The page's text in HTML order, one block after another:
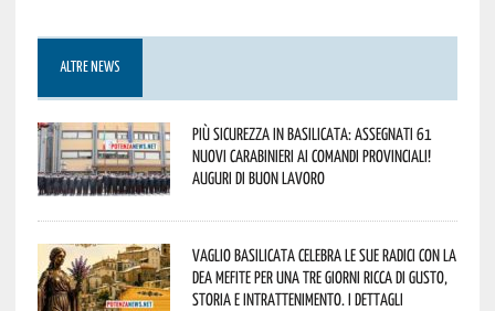
ALTRE NEWS
Più sicurezza in Basilicata: assegnati 61
nuovi Carabinieri ai Comandi provinciali!
Auguri di buon lavoro
Vaglio Basilicata celebra le sue radici con la
Dea Mefite per una tre giorni ricca di gusto,
storia e intrattenimento. I dettagli